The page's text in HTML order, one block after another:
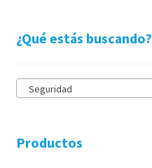
¿Qué estás buscando?
Seguridad
Productos